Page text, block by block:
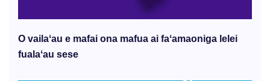
O vailaʻau e mafai ona mafua ai faʻamaoniga lelei
fualaʻau sese